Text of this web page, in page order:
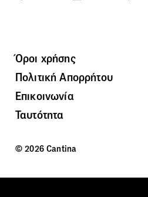
Όροι χρήσης
Πολιτική Απορρήτου
Επικοινωνία
Ταυτότητα
© 2026 Cantina